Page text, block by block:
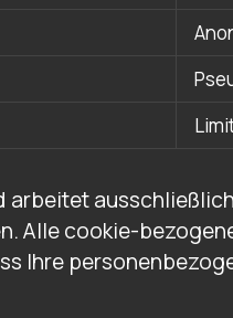
arbeitet
Alle cookie-
Ihre